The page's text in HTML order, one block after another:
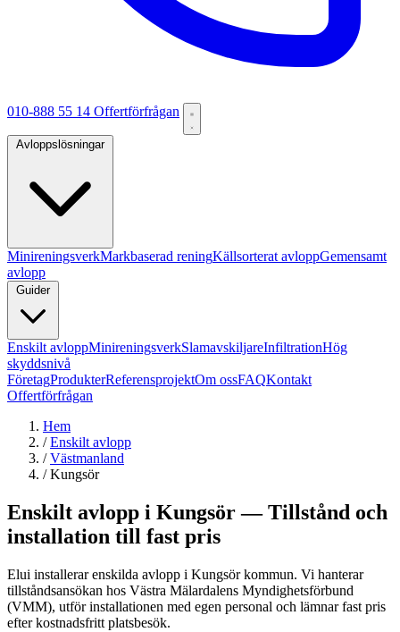
010-888 55 14 Offertförfrågan
Avloppslösningar
MinireningsverkMarkbaserad reningKällsorterat avloppGemensamt
avlopp
Guider
Enskilt avloppMinireningsverkSlamavskiljareInfiltrationHög
skyddsnivå
FöretagProdukterReferensprojektOm ossFAQKontakt
Offertförfrågan
Hem
/ Enskilt avlopp
/ Västmanland
/ Kungsör
Enskilt avlopp i Kungsör — Tillstånd och
installation till fast pris
Elui installerar enskilda avlopp i Kungsör kommun. Vi hanterar
tillståndsansökan hos Västra Mälardalens Myndighetsförbund
(VMM), utför installationen med egen personal och lämnar fast pris
efter kostnadsfritt platsbesök.